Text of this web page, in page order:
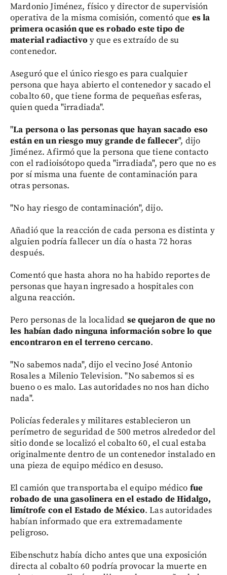
Mardonio Jiménez, físico y director de supervisión
operativa de la misma comisión, comentó que es la
primera ocasión que es robado este tipo de
material radiactivo y que es extraído de su
contenedor.
Aseguró que el único riesgo es para cualquier
persona que haya abierto el contenedor y sacado el
cobalto 60, que tiene forma de pequeñas esferas,
quien queda "irradiada".
"La persona o las personas que hayan sacado eso
están en un riesgo muy grande de fallecer", dijo
Jiménez. Afirmó que la persona que tiene contacto
con el radioisótopo queda "irradiada", pero que no es
por sí misma una fuente de contaminación para
otras personas.
"No hay riesgo de contaminación", dijo.
Añadió que la reacción de cada persona es distinta y
alguien podría fallecer un día o hasta 72 horas
después.
Comentó que hasta ahora no ha habido reportes de
personas que hayan ingresado a hospitales con
alguna reacción.
Pero personas de la localidad se quejaron de que no
les habían dado ninguna información sobre lo que
encontraron en el terreno cercano.
"No sabemos nada", dijo el vecino José Antonio
Rosales a Milenio Television. "No sabemos si es
bueno o es malo. Las autoridades no nos han dicho
nada".
Policías federales y militares establecieron un
perímetro de seguridad de 500 metros alrededor del
sitio donde se localizó el cobalto 60, el cual estaba
originalmente dentro de un contenedor instalado en
una pieza de equipo médico en desuso.
El camión que transportaba el equipo médico fue
robado de una gasolinera en el estado de Hidalgo,
limítrofe con el Estado de México. Las autoridades
habían informado que era extremadamente
peligroso.
Eibenschutz había dicho antes que una exposición
directa al cobalto 60 podría provocar la muerte en